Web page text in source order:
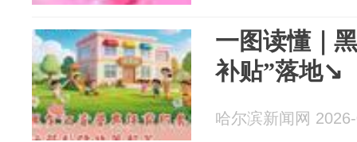
一图读懂｜
补贴”落地↘
哈尔滨新闻网